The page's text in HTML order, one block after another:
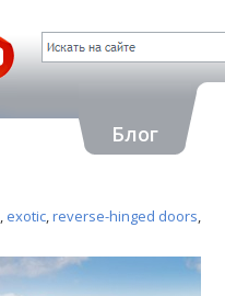
Блог
, exotic,reverse-hinged doors,